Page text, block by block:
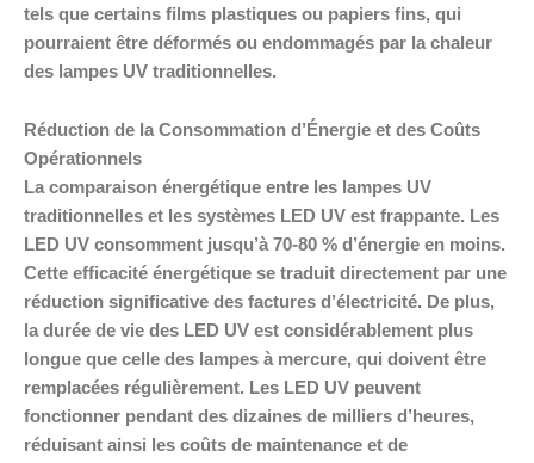
tels que certains films plastiques ou papiers fins, qui
pourraient être déformés ou endommagés par la chaleur
des lampes UV traditionnelles.
Réduction de la Consommation d’Énergie et des Coûts
Opérationnels
La comparaison énergétique entre les lampes UV
traditionnelles et les systèmes LED UV est frappante. Les
LED UV consomment jusqu’à 70-80 % d’énergie en moins.
Cette efficacité énergétique se traduit directement par une
réduction significative des factures d’électricité. De plus,
la durée de vie des LED UV est considérablement plus
longue que celle des lampes à mercure, qui doivent être
remplacées régulièrement. Les LED UV peuvent
fonctionner pendant des dizaines de milliers d’heures,
réduisant ainsi les coûts de maintenance et de